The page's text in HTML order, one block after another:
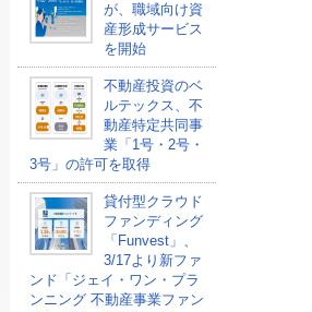
が、職域向け資
産形成サービス
を開始
不動産投資のベ
ルテックス、不
動産特定共同事
業「1号・2号・
3号」の許可を取得
貸付型クラウド
ファンディング
「Funvest」、
3/17より新ファ
ンド「ジェイ・ワン・プラ
ンニング 不動産事業ファン